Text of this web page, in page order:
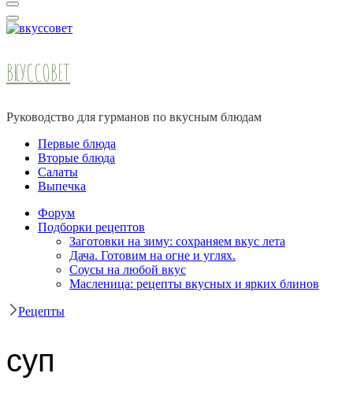
ВКУССОВЕТ
Руководство для гурманов по вкусным блюдам
Первые блюда
Вторые блюда
Салаты
Выпечка
Форум
Подборки рецептов
Заготовки на зиму: сохраняем вкус лета
Дача. Готовим на огне и углях.
Соусы на любой вкус
Масленица: рецепты вкусных и ярких блинов
Рецепты
суп